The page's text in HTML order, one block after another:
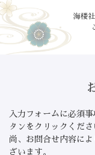
海楼
入力フォームに必須
タンをクリックくださ
尚、お問合せ内容に
ざいます。